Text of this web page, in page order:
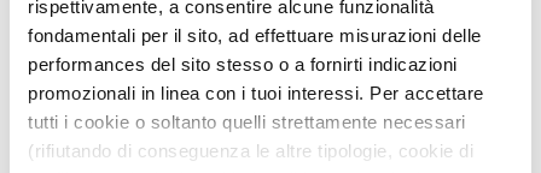
rispettivamente, a consentire alcune funzionalità
fondamentali per il sito, ad effettuare misurazioni delle
performances del sito stesso o a fornirti indicazioni
promozionali in linea con i tuoi interessi. Per accettare
tutti i cookie o soltanto quelli strettamente necessari
(rifiutando di conseguenza le altre tipologie, cookie di
Vaso e sottovaso Vega –
Vaso e sottovaso Vega –